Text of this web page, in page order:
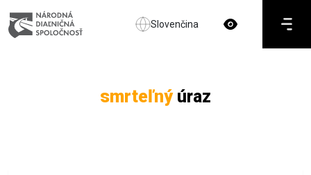
Slovenčina
smrteľnýúraz